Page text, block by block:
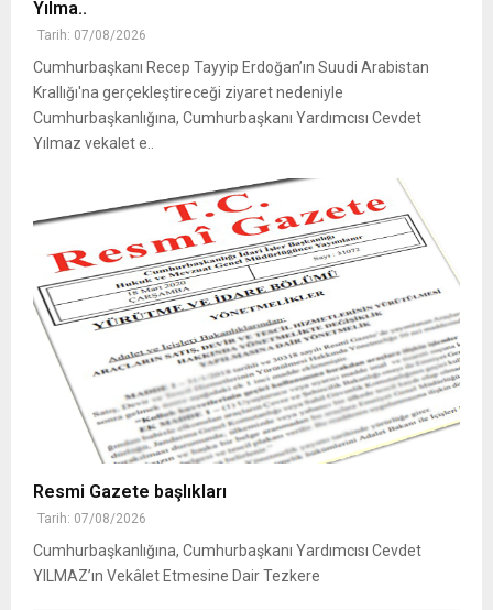
Yılma..
Tarih: 07/08/2026
Cumhurbaşkanı Recep Tayyip Erdoğan’ın Suudi Arabistan
Krallığı'na gerçekleştireceği ziyaret nedeniyle
Cumhurbaşkanlığına, Cumhurbaşkanı Yardımcısı Cevdet
Yılmaz vekalet e..
Resmi Gazete başlıkları
Tarih: 07/08/2026
Cumhurbaşkanlığına, Cumhurbaşkanı Yardımcısı Cevdet
YILMAZ’ın Vekâlet Etmesine Dair Tezkere